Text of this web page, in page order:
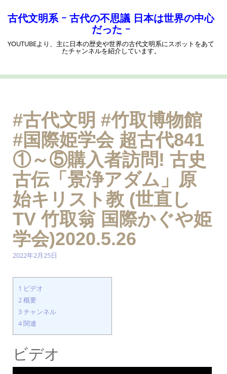
キ
古代文明系 ｰ 古代の不思議 日本は世界の中心
だった ｰ
YOUTUBEより、主に日本の歴史や世界の古代文明系にスポットをあて
たチャンネルを紹介しています。
#古代文明 #竹取博物館
#国際姫学会 超古代841
①～⑤購入者訪問! 古史
古伝「景浄アダム」原
始キリスト教 (世直し
TV 竹取翁 国際かぐや姫
学会)2020.5.26
2022年2月25日
1 ビデオ
2概要
3チャンネル
4関連
ビデオ